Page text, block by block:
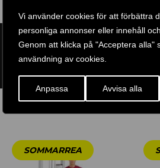
Vi använder cookies för att förbättra
personliga annonser eller innehåll
Genom att klicka på "Acceptera alla"
användning av cookies.
Anpassa Avvisa alla
ARTIKELNR:
ETIKETT:BODY SOLID
RELATERADE